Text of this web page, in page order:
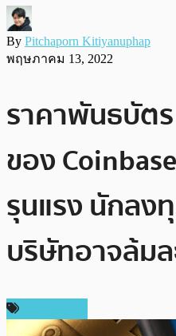
By Pitchaporn Kitiyanuphap
พฤษภาคม 13, 2022
ราคาพันธบัต
ของ
รุนแรง นักลง
บริษัทอาจล้ม